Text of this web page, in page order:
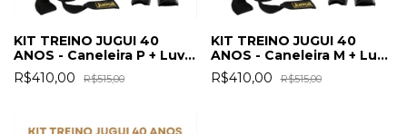
KIT TREINO JUGUI 40
ANOS - Caneleira P + Luva
+ Mini Higienizador +
Band. Elástica
R$410,00 R$515,00
KIT TREINO JUGUI 40
ANOS - Caneleira M + Luva
+ Mini Higienizador +
Band. Elástica
R$410,00 R$515,00